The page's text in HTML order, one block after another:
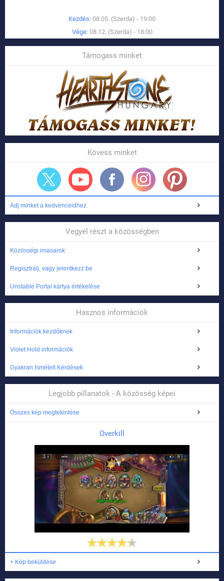
Kezdés: 08.05. (Szerda) - 19:00
Vége: 08.12. (Szerda) - 18:00
Támogass minket
Kövess minket
Adj minket a kedvenceidhez
Vegyél részt a közösségben
Közösségi imasarok
Regisztrálj, vagy jelentkezz be
Unstable Portal kártya értékelése
Hasznos információk
Információk kezdőknek
Violet Hold információk
Gyakran Ismételt Kérdések
Legjobb pillanatok - A közösség képei
Összes kép megtekintése
Overkill
+ Kép beküldése